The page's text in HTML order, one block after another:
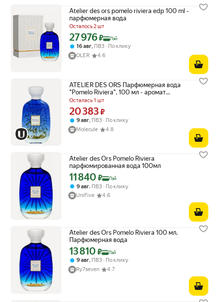
Atelier des ors pomelo riviera edp 100 ml -
парфюмерная вода
Осталось 2 шт
Цена с картой Яндекс Пэй 27976 ₽ вместо
27 976₽ Пэй
16 авг, ПВЗ
По клику
OLER
4.6
ATELIER DES ORS Парфюмерная вода
"Pomelo Riviera", 100 мл - аромат
цветочный, цитрусовый
Осталась 1 шт
Цена 20383 ₽ вместо
20 383₽
9 авг ПВЗ
По клику
Molecule
4.8
Atelier des Ors Pomelo Riviera
парфюмированная вода 100мл
Цена с картой Яндекс Пэй 11840 ₽ вместо
11 840 ₽ Пэй
9 авг, ПВЗ
По клику
UniFive
4.6
Atelier des Ors Pomelo Riviera 100 мл.
Парфюмерная вода
Цена с картой Яндекс Пэй 13810 ₽ вместо
13 810 ₽ Пэй
9 авг, ПВЗ
По клику
Ry7seven
4.7